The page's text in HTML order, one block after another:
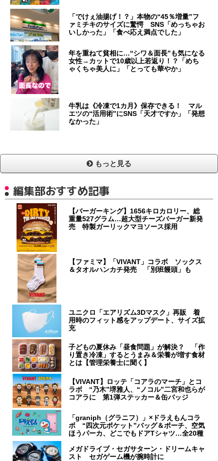
「でけぇ油揚げ！？」本物の“45％増量”フ
ァミチキのサイズに驚愕 SNS「めっちゃお
いしかった」「食べ応え満点でした」
年を重ねて貧相に…“シワ＆面長”も気になる
女性→カットで10歳以上若返り！？「めち
ゃくちゃ美人に」「とっても華やか」
牛乳は《冷凍で1カ月》保存できる！ マル
エツの“活用術”にSNS「天才ですか」「発想
なかった」
もっと見る
編集部おすすめ記事
【バーガーキング】1656キロカロリー、総
重量527グラム…超大型チーズバーガー新発
売 特製ガーリックマヨソース採用
【ファミマ】「VIVANT」コラボ ソックス
＆タオルハンカチ発売 「別班饅頭」も
ユニクロ「エアリズム3Dマスク」再販 着
用時のフィット感をアップデート、サイズ拡
充
子どもの夏休み「昼食問題」が解決？ 「作
り置き冷凍」するとうまみ＆栄養が増す食材
とは【管理栄養士に聞く】
【VIVANT】ロッテ「コアラのマーチ」とコ
ラボ “乃木”堺雅人、“ノコル”二宮和也らが
コアラに 第1弾ステッカー＆缶バッジ
「graniph（グラニフ）」×ドラえもんコラ
ボ “四次元ポケット”バッグ＆ポーチ、空気
ほうパーカ、どこでもドアTシャツ…全20種
メガドライブ・セガサターン・ドリームキャ
スト セガゲーム機が腕時計に